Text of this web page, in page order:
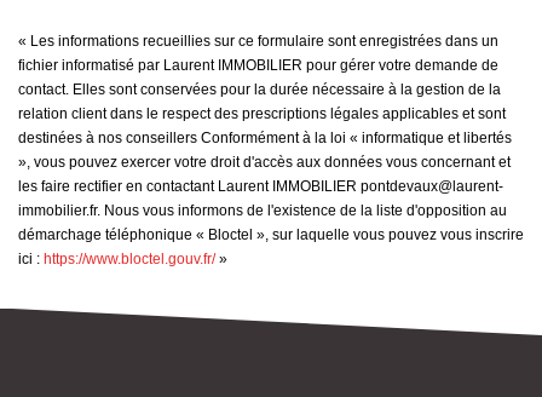
« Les informations recueillies sur ce formulaire sont enregistrées dans un
fichier informatisé par Laurent IMMOBILIER pour gérer votre demande de
contact. Elles sont conservées pour la durée nécessaire à la gestion de la
relation client dans le respect des prescriptions légales applicables et sont
destinées à nos conseillers Conformément à la loi « informatique et libertés
», vous pouvez exercer votre droit d'accès aux données vous concernant et
les faire rectifier en contactant Laurent IMMOBILIER pontdevaux@laurent-
immobilier.fr. Nous vous informons de l'existence de la liste d'opposition au
démarchage téléphonique « Bloctel », sur laquelle vous pouvez vous inscrire
ici : https://www.bloctel.gouv.fr/»